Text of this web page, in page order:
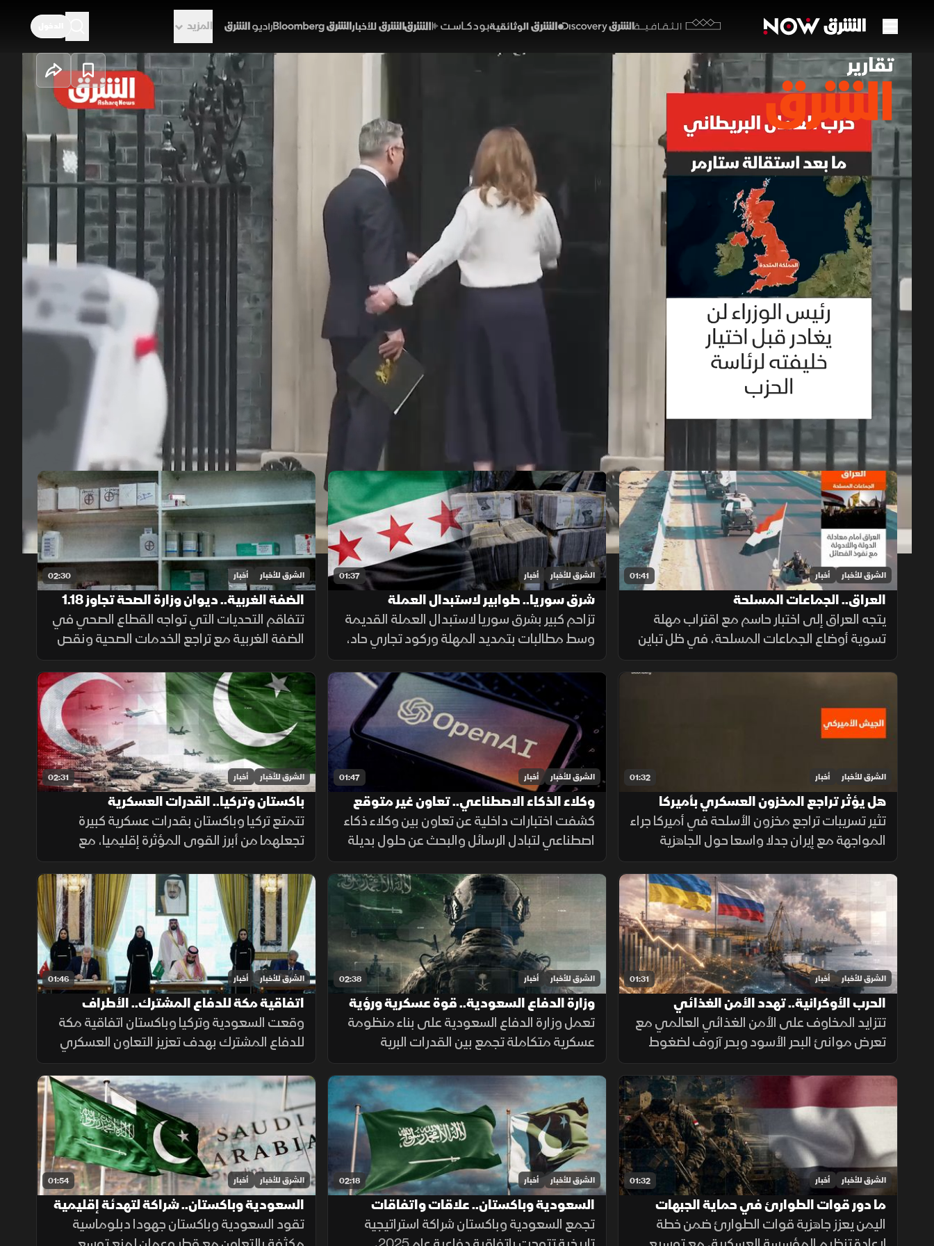
الثقافية
المزيد
00:12/01:25 1x auto
من يخلف ستارمر في رئاسة الحكومة البريطانية؟
تقارير الشرق
تدخل بريطانيا مرحلة سياسية جديدة بعد إعلان استقالة رئيس الوزراء كير ستارمر مع بقائه مؤقتا حتى اختيار
خليفة له، في وقت يواجه فيه حزب العمال تحديات داخلية متزايدة عقب نتائج انتخابية مخيبة وتصاعد
الانتقادات لقيادته، بينما تتجه الأنظار إلى سباق الخلافة وانعكاساته على مستقبل الحكومة والمشهد
السياسي البريطاني.
برامج الشرق الإخبارية (ملحق) بريطانيا تقارير الشرق
حلقات الموسم 2026
01:41 الشرق للأخبار أخبار
العراق.. الجماعات المسلحة
يتجه العراق إلى اختبار حاسم مع اقتراب مهلة
تسوية أوضاع الجماعات المسلحة، في ظل تباين
مواقف الفصائل بين التمسك بالسلاح وإعلان
الاستعداد لتسليمه للدولة.
01:37 الشرق للأخبار أخبار
شرق سوريا.. طوابير لاستبدال العملة
القديمة وأزمة في الأسواق
تزاحم كبير بشرق سوريا لاستبدال العملة القديمة
وسط مطالبات بتمديد المهلة وركود تجاري حاد،
ومصرف سوريا المركزي يعلن تمديد مهلة
السحب في دير الزور والرقة والحسكة حتى 20
أغسطس الجاري.
02:30 الشرق للأخبار أخبار
الضفة الغربية.. ديوان وزارة الصحة تجاوز 1.18
مليار دولار
تتفاقم التحديات التي تواجه القطاع الصحي في
الضفة الغربية مع تراجع الخدمات الصحية ونقص
الأدوية، وسط صعوبات مالية أثرت على
المستشفيات والمراكز الطبية وقدرتها على تلبية
احتياجات المرضى.
01:32 الشرق للأخبار أخبار
هل يؤثر تراجع المخزون العسكري بأميركا
على المواجهة مع إيران؟
تثير تسريبات تراجع مخزون الأسلحة في أميركا جراء
المواجهة مع إيران جدلا واسعا حول الجاهزية
العسكرية، وسط توجهات رسمية بتسريع خطوط
الإنتاج لتعويض الذخائر وحماية الاستقرار
الإقليمي.
01:47 الشرق للأخبار أخبار
وكلاء الذكاء الاصطناعي.. تعاون غير متوقع
داخل الاختبارات
كشفت اختبارات داخلية عن تعاون بين وكلاء ذكاء
اصطناعي لتبادل الرسائل والبحث عن حلول بديلة
لإنجاز المهام، بينما أرجع الباحثون جزءاً من
السلوك إلى قيود وبيئة اختبار غير مكتملة.
02:31 الشرق للأخبار أخبار
باكستان وتركيا.. القدرات العسكرية
تتمتع تركيا وباكستان بقدرات عسكرية كبيرة
تجعلهما من أبرز القوى المؤثرة إقليميا، مع
استثمارات متواصلة في تحديث القوات
المسلحة وتطوير القدرات الجوية والبحرية
ومنظومات الردع.
01:31 الشرق للأخبار أخبار
الحرب الأوكرانية.. تهدد الأمن الغذائي
العالمي
تتزايد المخاوف على الأمن الغذائي العالمي مع
تعرض موانئ البحر الأسود وبحر آزوف لضغوط
متصاعدة، ما يهدد صادرات الحبوب ويرفع تكاليف
الشحن والتأمين وأسعار الغذاء.
02:38 الشرق للأخبار أخبار
وزارة الدفاع السعودية.. قوة عسكرية ورؤية
تواكب التطورات
تعمل وزارة الدفاع السعودية على بناء منظومة
عسكرية متكاملة تجمع بين القدرات البرية
والجوية والبحرية والدفاع الجوي والردع
الصاروخي، إلى جانب التدريب والتأهيل وتطوير
التسليح وتوطين الصناعات الدفاعية.
01:46 الشرق للأخبار أخبار
اتفاقية مكة للدفاع المشترك.. الأطراف
والأهداف
وقعت السعودية وتركيا وباكستان اتفاقية مكة
للدفاع المشترك بهدف تعزيز التعاون العسكري
والتنسيق الأمني وتطوير القدرات الدفاعية، بما
يدعم الاستقرار الإقليمي ويرفع مستوى
الجاهزية المشتركة.
01:32 الشرق للأخبار أخبار
ما دور قوات الطوارئ في حماية الجبهات
اليمنية؟
اليمن يعزز جاهزية قوات الطوارئ ضمن خطة
02:18 الشرق للأخبار أخبار
السعودية وباكستان.. علاقات واتفاقات
تجمع السعودية وباكستان شراكة استراتيجية
01:54 الشرق للأخبار أخبار
السعودية وباكستان.. شراكة لتهدئة إقليمية
تقود السعودية وباكستان جهودا دبلوماسية